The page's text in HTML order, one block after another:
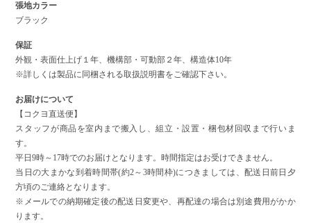
張地カラー
ブラック
保証
外観・表面仕上げ１年、機構部・可動部２年、構造体10年
※詳しくは製品に同梱される取扱説明書をご確認下さい。
お届けについて
【コクヨ直送便】
スタッフが商品を室内まで搬入し、組立・設置・梱包材回収まで行いま
す。
平日9時～17時でのお届けとなります。時間指定はお受けできません。
当日の大まかな到着時間帯(約2～3時間枠)につきましては、配送日前日夕
方頃のご連絡となります。
※メールでの納期確定後の配送日変更や、再配達の場合は別途費用がかか
ります。